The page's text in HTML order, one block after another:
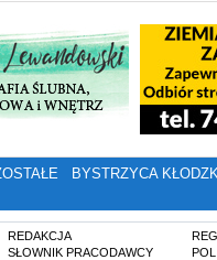
BYSTRZYCA
REDAKCJA
SŁOWNIK PRACODAWCY